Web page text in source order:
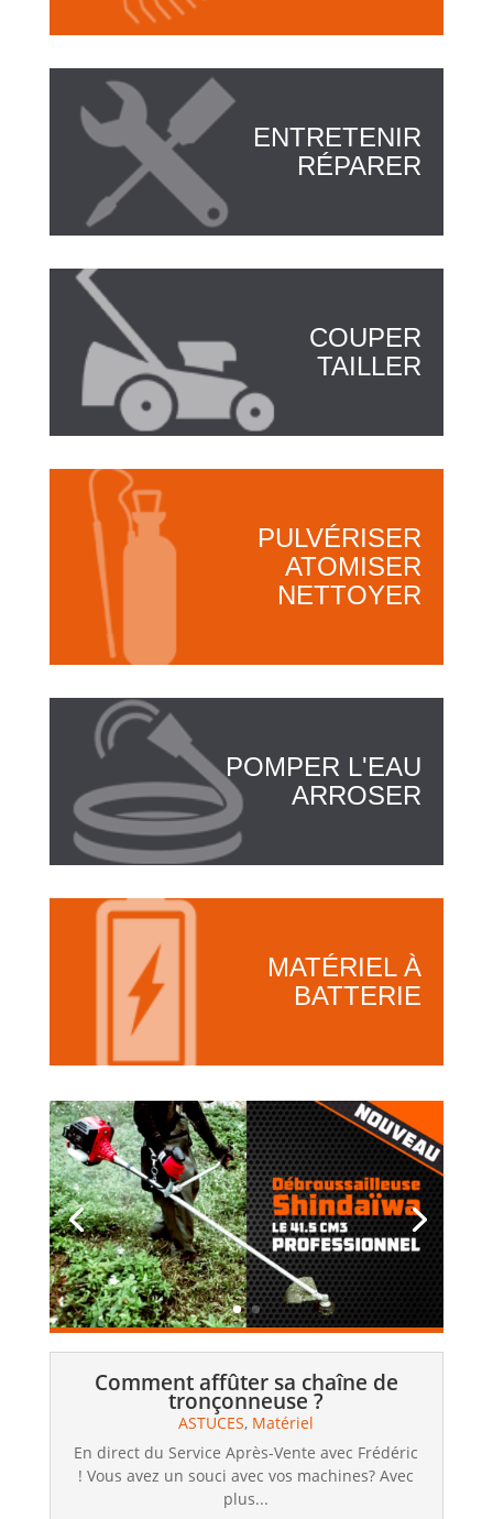
ENTRETENIR
RÉPARER
COUPER
TAILLER
PULVÉRISER
ATOMISER
NETTOYER
POMPER L'EAU
ARROSER
MATÉRIEL À
BATTERIE
Comment affûter sa chaîne de
tronçonneuse ?
ASTUCES, Matériel
En direct du Service Après-Vente avec Frédéric
! Vous avez un souci avec vos machines? Avec
plus...